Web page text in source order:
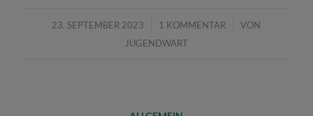
23. SEPTEMBER 2023
/ 1 KOMMENTAR
/
VON
JUGENDWART